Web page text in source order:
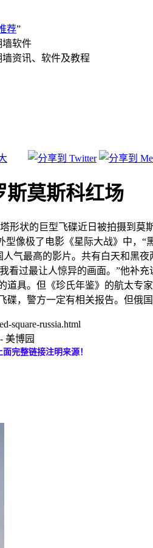
荐”
墙软件
资讯、软件及教程
斯莫斯科红场
形状的巨型飞碟近日被拍摄到莫
极了电影《星际大战》中，“黑
最高的影片。共有白天和黑夜
过最让人惊异的画面。”他补充
具。但《珍氏年鉴》的航太专家
警方一定有相关报告。但俄国
square-russia.html
美博园
完整链接注明来源！